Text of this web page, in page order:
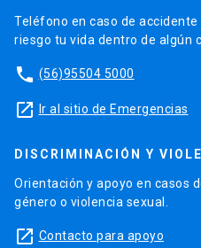
Teléfono en caso de
riesgo tu vida dentro de algún
phone (56)95504 5000
launch Ir al sitio de Emergencias
DISCRIMINACIÓN Y
Orientación y apoyo en casos
género o violencia sexual.
launch Contacto para apoyo